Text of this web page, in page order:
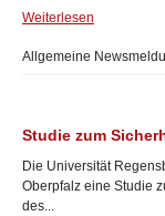
Weiterlesen
Allgemeine
Studie zum
Die Universität
Oberpfalz eine Studie
des...